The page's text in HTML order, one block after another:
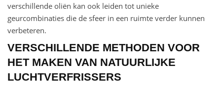
verschillende oliën kan ook leiden tot unieke
geurcombinaties die de sfeer in een ruimte verder kunnen
verbeteren.
VERSCHILLENDE METHODEN VOOR
HET MAKEN VAN NATUURLIJKE
LUCHTVERFRISSERS